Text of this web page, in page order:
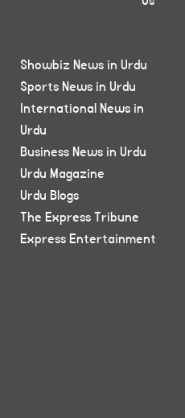
Showbiz News in Urdu
Sports News in Urdu
International News in
Urdu
Business News in Urdu
Urdu Magazine
Urdu Blogs
The Express Tribune
Express Entertainment